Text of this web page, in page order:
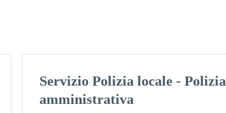
Servizio Polizia locale - Polizia
amministrativa